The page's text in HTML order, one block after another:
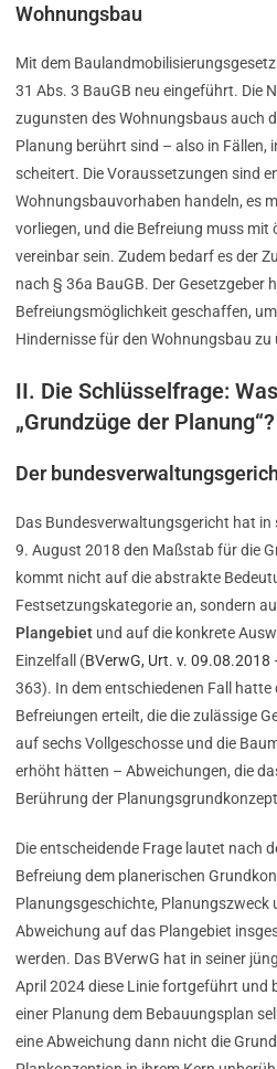
Wohnungsbau
Mit dem
31 Abs. 3 BauGB neu eingeführt. Die
zugunsten des Wohnungsbaus auch
Planung berührt sind – also in Fällen,
scheitert. Die Voraussetzungen sind
Wohnungsbauvorhaben handeln, es
vorliegen, und die Befreiung muss mit
vereinbar sein. Zudem bedarf es der
nach § 36a BauGB. Der Gesetzgeber
Befreiungsmöglichkeit geschaffen,
Hindernisse für den Wohnungsbau zu
II. Die Schlüsselfrage:
„Grundzüge der Planung“?
Der
Das Bundesverwaltungsgericht hat
9. August 2018 den Maßstab für die
kommt nicht auf die abstrakte
Festsetzungskategorie an, sondern
Plangebiet und auf die konkrete
Einzelfall (BVerwG, Urt. v. 09.08.2018
363). In dem entschiedenen Fall hatte
Befreiungen erteilt, die die zulässige
auf sechs Vollgeschosse und die
erhöht hätten – Abweichungen, die
Berührung der
Die entscheidende Frage lautet nach
Befreiung dem planerischen
Planungsgeschichte, Planungszweck
Abweichung auf das Plangebiet
werden. Das BVerwG hat in seiner
April 2024 diese Linie fortgeführt und
einer Planung dem Bebauungsplan
eine Abweichung dann nicht die